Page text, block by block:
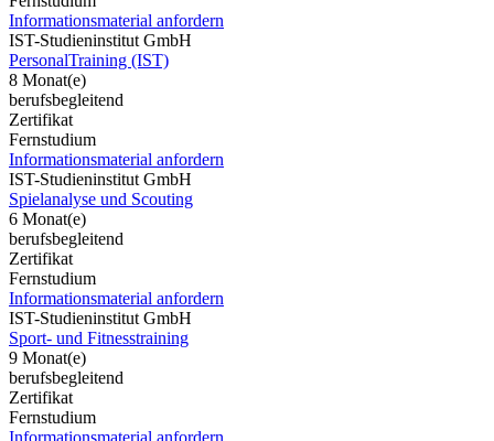
Informationsmaterial anfordern
IST-Studieninstitut GmbH
PersonalTraining (IST)
8 Monat(e)
berufsbegleitend
Zertifikat
Fernstudium
Informationsmaterial anfordern
IST-Studieninstitut GmbH
Spielanalyse und Scouting
6 Monat(e)
berufsbegleitend
Zertifikat
Fernstudium
Informationsmaterial anfordern
IST-Studieninstitut GmbH
Sport- und Fitnesstraining
9 Monat(e)
berufsbegleitend
Zertifikat
Fernstudium
Informationsmaterial anfordern